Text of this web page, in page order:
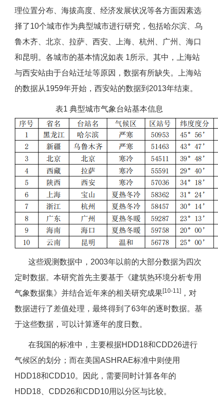
理位置分布、海拔高度、经济发展状况等各方面因素选
择了10个城市作为典型城市进行研究，包括哈尔滨、乌
鲁木齐、北京、拉萨、西安、上海、杭州、广州、海口
和昆明。各城市的基本情况如表 1所示。其中，上海站
与西安站由于台站迁址等原因，数据有所缺失。上海站
的数据从1959年开始，西安站的数据到2013年结束。
表1 典型城市气象台站基本信息
这些观测数据中，2003年以前的大部分数据为四次
定时数据。本研究首先主要基于《建筑热环境分析专用
气象数据集》并结合近年来的相关研究成果[10-11] ，对
数据进行了差值处理，最终得到了63年的逐时数据。基
于这些数据，可以计算逐年的度日数。
在我国的标准中，主要根据HDD18和CDD26进行
气候区的划分；而在美国ASHRAE标准中则使用
HDD18和CDD10。因此，需要同时计算各年的
HDD18、CDD26和CDD10用以分区与比较。